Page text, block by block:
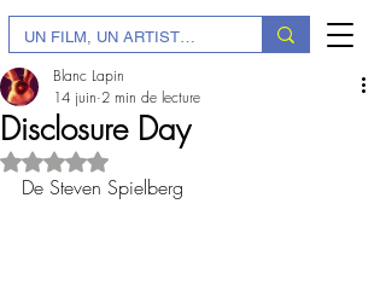
Disclosure Day
Blanc Lapin
14 juin 2 min de lecture
Noté NaN étoiles sur 5.
De Steven Spielberg